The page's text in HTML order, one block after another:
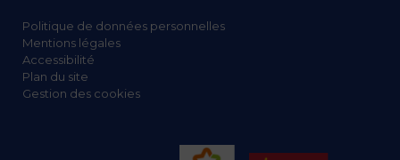
Politique de données personnelles
Mentions légales
Accessibilité
Plan du site
Gestion des cookies